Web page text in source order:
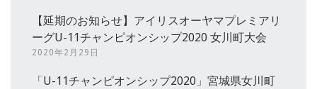
【延期のお知らせ】アイリスオーヤマプレミアリ
ーグU-11チャンピオンシップ2020 女川町大会
2020年2月29日
「U-11チャンピオンシップ2020」宮城県女川町